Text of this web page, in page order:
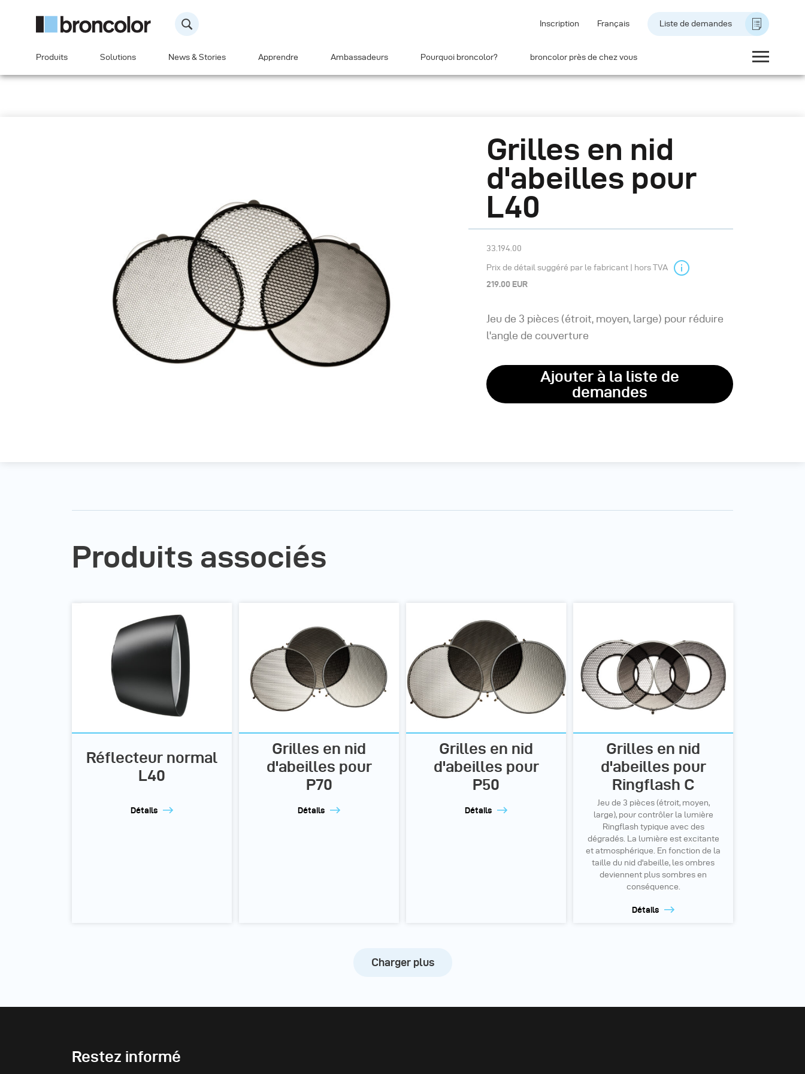
Inscription Français Liste de demandes
Produits Solutions News & Stories Apprendre Ambassadeurs Pourquoi broncolor? broncolor près de chez vous
Grilles en nid
d'abeilles pour
L40
33.194.00
Prix de détail suggéré par le fabricant | hors TVA
219.00 EUR
Jeu de 3 pièces (étroit, moyen, large) pour réduire
l'angle de couverture
Ajouter à la liste de
demandes
Produits associés
Réflecteur normal
L40
Détails
Grilles en nid
d'abeilles pour
P70
Détails
Grilles en nid
d'abeilles pour
P50
Détails
Grilles en nid
d'abeilles pour
Ringflash C
Jeu de 3 pièces (étroit, moyen,
large), pour contrôler la lumière
Ringflash typique avec des
dégradés. La lumière est excitante
et atmosphérique. En fonction de la
taille du nid d'abeille, les ombres
deviennent plus sombres en
conséquence.
Détails
Charger plus
Restez informé